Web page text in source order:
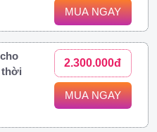
MUA NGAY
thời
2.300.000đ
MUA NGAY